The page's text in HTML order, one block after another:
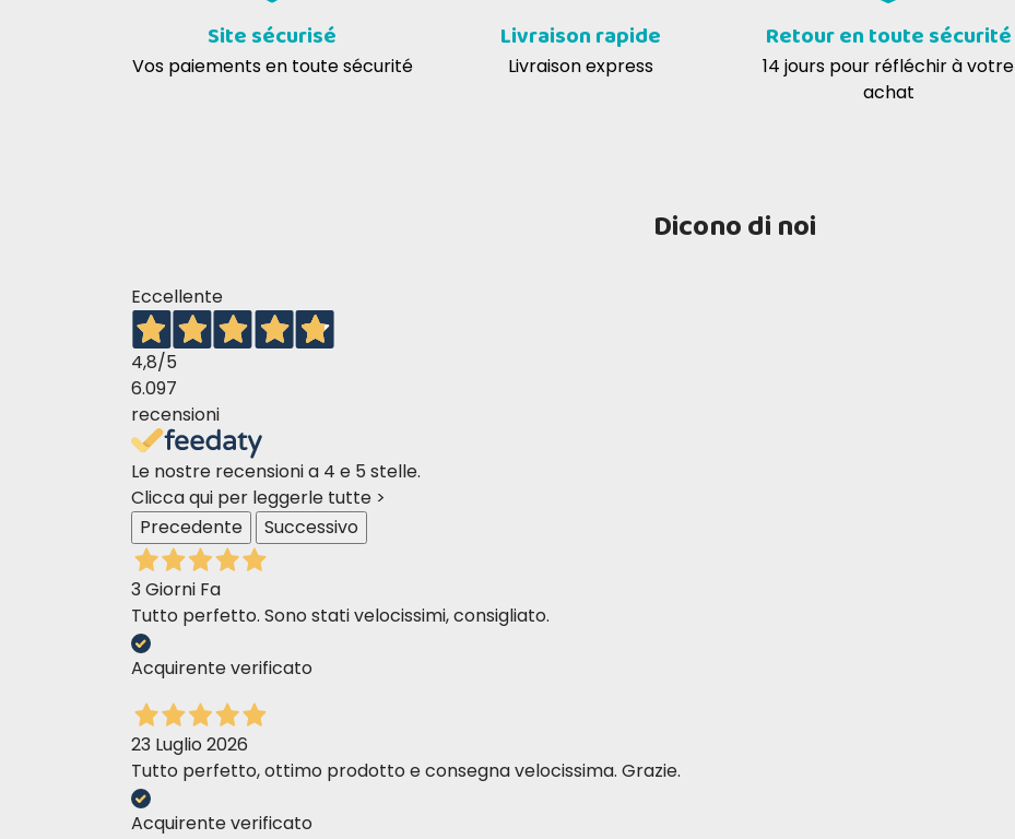
Site sécurisé
Vos paiements en toute sécurité
Livraison rapide
Livraison express
Retour en toute sécurité
14 jours pour réfléchir à votre
achat
Dicono di noi
Eccellente
4,8/5
6.097
recensioni
Le nostre recensioni a 4 e 5 stelle.
Clicca qui per leggerle tutte >
Precedente
Successivo
3 Giorni Fa
Tutto perfetto. Sono stati velocissimi, consigliato.
Acquirente verificato
23 Luglio 2026
Tutto perfetto, ottimo prodotto e consegna velocissima. Grazie.
Acquirente verificato